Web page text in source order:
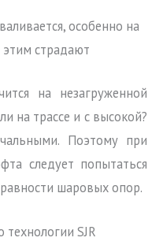
особенно на
страдают
на незагруженной
на трассе и с высокой?
Поэтому при
следует попытаться
шаровых опор.
SJR